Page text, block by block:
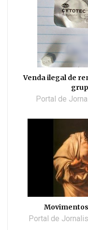
Venda ilegal de
Portal de
Portal de